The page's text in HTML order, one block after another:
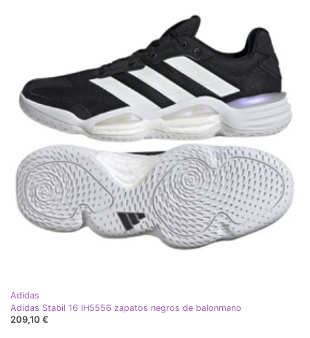
Adidas
Adidas Stabil 16 IH5556 zapatos negros de balonmano
209,10 €